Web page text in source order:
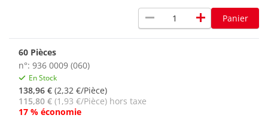
remove add Panier
60 Pièces
n°: 936 0009 (060)
En Stock
138,96 € (2,32 €/Pièce)
115,80 € (1,93 €/Pièce) hors taxe
17 % économie